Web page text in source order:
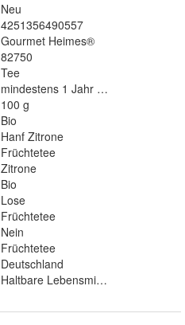
Neu
4251356490557
Gourmet Heimes®
82750
Tee
mindestens 1 Jahr nach Lieferung
100 g
Bio
Hanf Zitrone
Früchtetee
Zitrone
Bio
Lose
Früchtetee
Nein
Früchtetee
Deutschland
Haltbare Lebensmittel